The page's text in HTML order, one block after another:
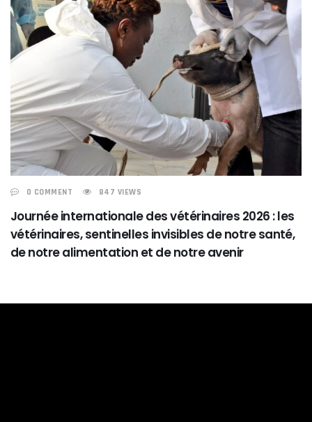
0 COMMENT 847 VIEWS
Journée internationale des vétérinaires 2026 : les
vétérinaires, sentinelles invisibles de notre santé,
de notre alimentation et de notre avenir